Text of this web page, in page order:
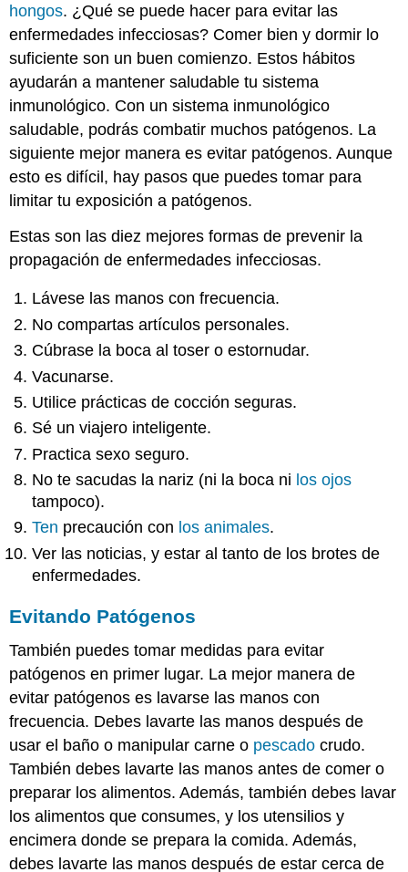
Explorar
I
hongos. ¿Qué se puede hacer para evitar las
enfermedades infecciosas? Comer bien y dormir lo
suficiente son un buen comienzo. Estos hábitos
ayudarán a mantener saludable tu sistema
inmunológico. Con un sistema inmunológico
saludable, podrás combatir muchos patógenos. La
siguiente mejor manera es evitar patógenos. Aunque
esto es difícil, hay pasos que puedes tomar para
limitar tu exposición a patógenos.
Estas son las diez mejores formas de prevenir la
propagación de enfermedades infecciosas.
Lávese las manos con frecuencia.
No compartas artículos personales.
Cúbrase la boca al toser o estornudar.
Vacunarse.
Utilice prácticas de cocción seguras.
Sé un viajero inteligente.
Practica sexo seguro.
No te sacudas la nariz (ni la boca ni los ojos
tampoco).
Ten precaución con los animales.
Ver las noticias, y estar al tanto de los brotes de
enfermedades.
Evitando Patógenos
También puedes tomar medidas para evitar
patógenos en primer lugar. La mejor manera de
evitar patógenos es lavarse las manos con
frecuencia. Debes lavarte las manos después de
usar el baño o manipular carne o pescado crudo.
También debes lavarte las manos antes de comer o
preparar los alimentos. Además, también debes lavar
los alimentos que consumes, y los utensilios y
encimera donde se prepara la comida. Además,
debes lavarte las manos después de estar cerca de